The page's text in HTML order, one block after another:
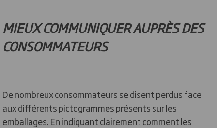
MIEUX COMMUNIQUER AUPRÈS DES
CONSOMMATEURS
De nombreux consommateurs se disent perdus face
aux différents pictogrammes présents sur les
emballages. En indiquant clairement comment les